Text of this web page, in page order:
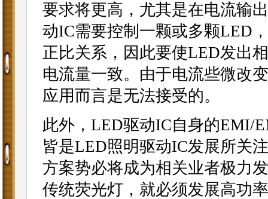
要求将更高，尤其是在电流输
动IC需要控制一颗或多颗LED
正比关系，因此要使LED发出
电流量一致。由于电流些微改
应用而言是无法接受的。
此外，LED驱动IC自身的EMI/
皆是LED照明驱动IC发展所关
方案势必将成为相关业者极力
传统荧光灯，就必须发展高功